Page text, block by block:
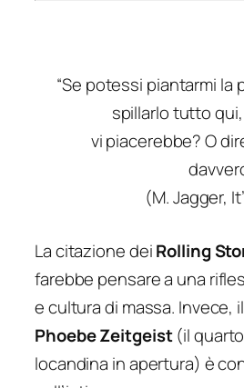
“Se potessi piantarmi la
spillarlo tutto
vi piacerebbe? O
(M. Jagger,
La citazione deiRolling
farebbe pensare a una
e cultura di massa. Invece,
Phoebe Zeitgeist(il
locandina in apertura) è